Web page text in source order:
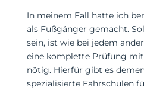
In meinem Fall hatte ich
als Fußgänger gemacht.
sein, ist wie bei jedem
eine komplette Prüfung mit
nötig. Hierfür gibt es
spezialisierte Fahrschulen